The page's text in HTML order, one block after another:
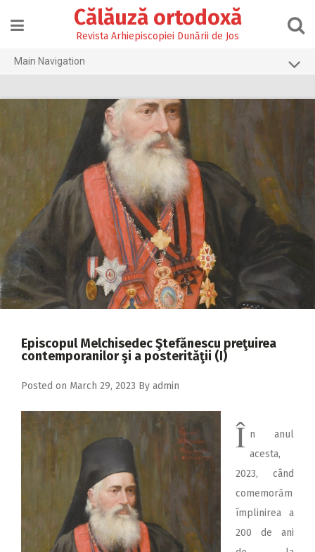
content
Călăuză ortodoxă
Revista Arhiepiscopiei Dunării de Jos
Main Navigation
2022
2021
2020
2019
2017
2013
Episcopul Melchisedec Ştefănescu preţuirea
contemporanilor şi a posterităţii (I)
Posted on March 29, 2023 By admin
Î n anul
acesta,
2023, când
comemorăm
împlinirea a
200 de ani